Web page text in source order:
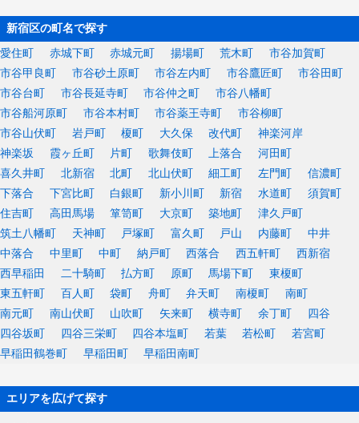
新宿区の町名で探す
愛住町 赤城下町 赤城元町 揚場町 荒木町
市谷加賀町
市谷甲良町
市谷砂土原町 市谷左内町 市谷鷹匠町
市谷田町
市谷台町
市谷長延寺町 市谷仲之町
市谷八幡町
市谷船河原町
市谷本村町 市谷薬王寺町
市谷柳町
市谷山伏町
岩戸町 榎町 大久保 改代町
神楽河岸
神楽坂
霞ヶ丘町 片町 歌舞伎町 上落合
河田町
喜久井町
北新宿 北町 北山伏町 細工町 左門町
信濃町
下落合
下宮比町 白銀町 新小川町 新宿 水道町
須賀町
住吉町
高田馬場 箪笥町 大京町 築地町
津久戸町
筑土八幡町
天神町 戸塚町 富久町 戸山 内藤町
中井
中落合
中里町 中町 納戸町 西落合 西五軒町
西新宿
西早稲田
二十騎町 払方町 原町 馬場下町
東榎町
東五軒町
百人町 袋町 舟町 弁天町 南榎町
南町
南元町
南山伏町 山吹町 矢来町 横寺町 余丁町
四谷
四谷坂町
四谷三栄町 四谷本塩町 若葉 若松町
若宮町
早稲田鶴巻町
早稲田町 早稲田南町
エリアを広げて探す